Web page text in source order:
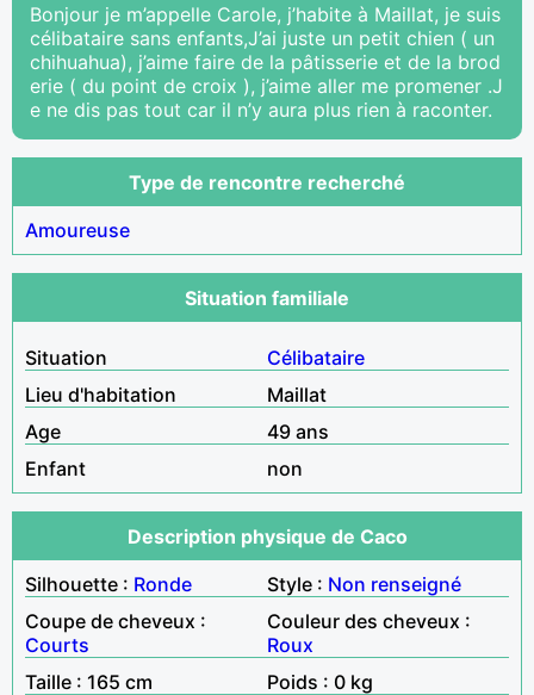
Bonjour je m’appelle Carole, j’habite à Maillat, je suis
célibataire sans enfants,J’ai juste un petit chien ( un
chihuahua), j’aime faire de la pâtisserie et de la brod
erie ( du point de croix ), j’aime aller me promener .J
e ne dis pas tout car il n’y aura plus rien à raconter.
Type de rencontre recherché
Amoureuse
Situation familiale
Situation
Célibataire
Lieu d'habitation
Maillat
Age
49 ans
Enfant
non
Description physique de Caco
Silhouette : Ronde Style : Non renseigné
Coupe de cheveux :
Courts
Couleur des cheveux :
Roux
Taille : 165 cm
Poids : 0 kg